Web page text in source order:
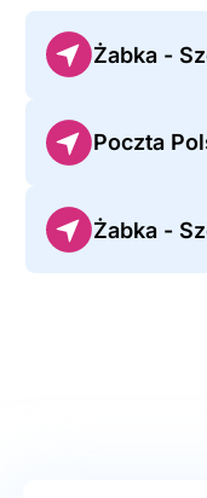
Żabka -
Poczta
Żabka -